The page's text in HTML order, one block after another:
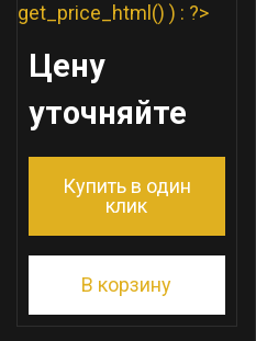
get_price_html() ) : ?>
Цену
уточняйте
Купить в один
клик
В корзину